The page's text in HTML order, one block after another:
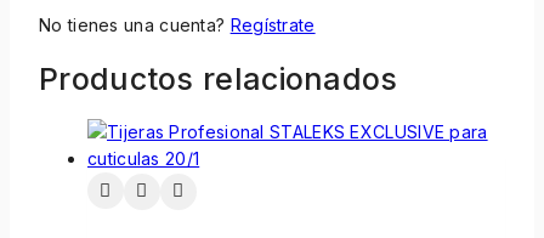
No tienes una cuenta? Regístrate
Productos relacionados